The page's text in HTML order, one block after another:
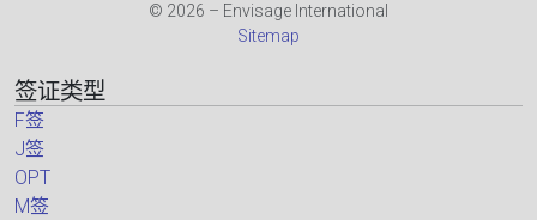
© 2026 – Envisage International
Sitemap
签证类型
F签
J签
OPT
M签